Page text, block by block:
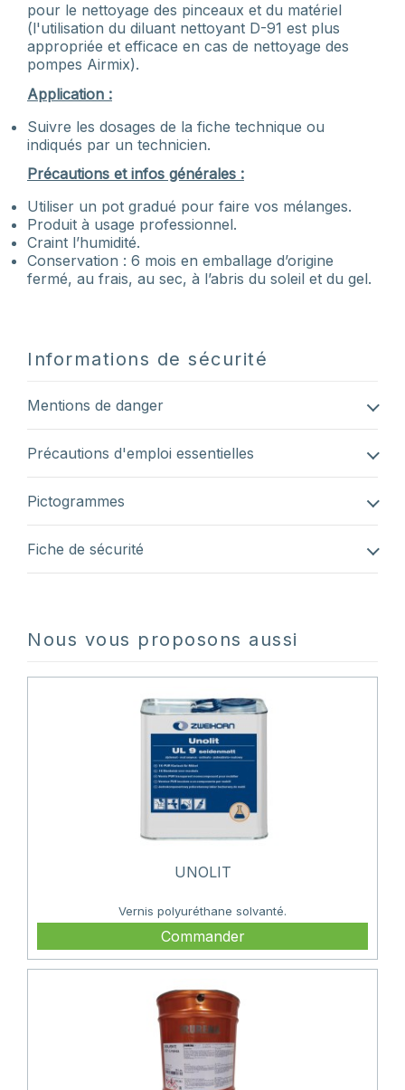
pour le nettoyage des pinceaux et du matériel
(l'utilisation du diluant nettoyant D-91 est plus
appropriée et efficace en cas de nettoyage des
pompes Airmix).
Application :
Suivre les dosages de la fiche technique ou
indiqués par un technicien.
Précautions et infos générales :
Utiliser un pot gradué pour faire vos mélanges.
Produit à usage professionnel.
Craint l’humidité.
Conservation : 6 mois en emballage d’origine
fermé, au frais, au sec, à l’abris du soleil et du gel.
Informations de sécurité
Mentions de danger
Précautions d'emploi essentielles
Pictogrammes
Fiche de sécurité
Nous vous proposons aussi
UNOLIT
Vernis polyuréthane solvanté.
Commander